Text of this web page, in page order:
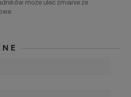
może ulec zmianie ze